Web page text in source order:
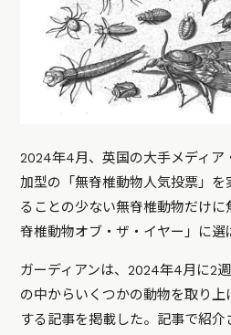
2024年4月、英国の大手メディア
加型の「無脊椎動物人気投票」
ることの少ない無脊椎動物だけ
脊椎動物オブ・ザ・イヤー」に
ガーディアンは、2024年4月に2
の中からいくつかの動物を取り上
する記事を掲載した。記事で紹